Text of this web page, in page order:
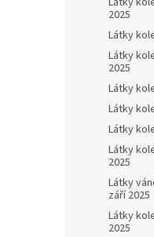
2025
Látky
Látky
2025
Látky
Látky
Látky
Látky
2025
Látky
září 2025
Látky
2025